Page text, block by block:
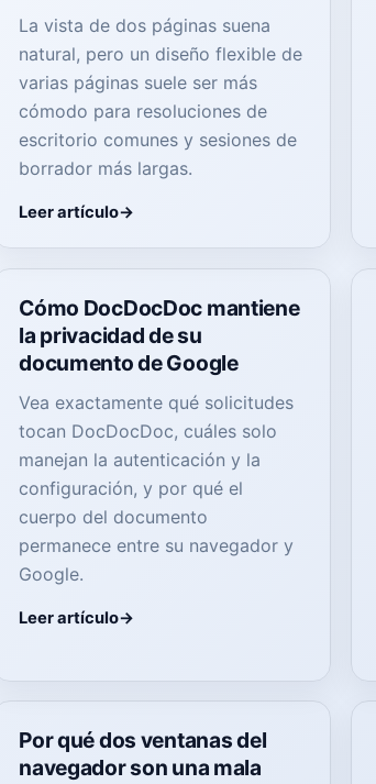
La vista de dos páginas suena
natural, pero un diseño flexible de
varias páginas suele ser más
cómodo para resoluciones de
escritorio comunes y sesiones de
borrador más largas.
Leer artículo
Cómo DocDocDoc mantiene
la privacidad de su
documento de Google
Vea exactamente qué solicitudes
tocan DocDocDoc, cuáles solo
manejan la autenticación y la
configuración, y por qué el
cuerpo del documento
permanece entre su navegador y
Google.
Leer artículo
Por qué dos ventanas del
navegador son una mala